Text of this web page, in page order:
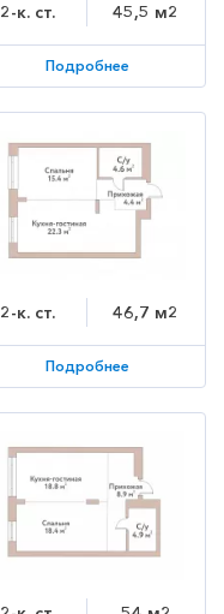
2-к. ст. 45,5 м2
Подробнее
2-к. ст. 46,7 м2
Подробнее